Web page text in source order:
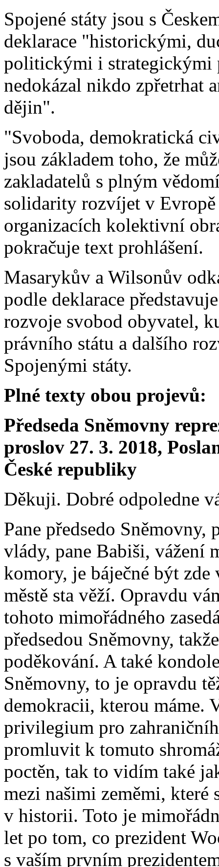
Spojené státy jsou s
deklarace "historickými,
politickými i strategickými
nedokázal nikdo zpřetrhat
dějin".
"Svoboda, demokratická
jsou základem toho, že
zakladatelů s plným
solidarity rozvíjet v
organizacích kolektivní
pokračuje text prohlášení.
Masarykův a Wilsonův
podle deklarace
rozvoje svobod obyvatel,
právního státu a dalšího
Spojenými státy.
Plné texty obou projevů:
Předseda Sněmovny
proslov 27. 3. 2018,
České republiky
Děkuji. Dobré odpoledne
Pane předsedo Sněmovny,
vlády, pane Babiši, vážení
komory, je báječné být
městě sta věží. Opravdu
tohoto mimořádného
předsedou Sněmovny,
poděkování. A také
Sněmovny, to je opravdu
demokracii, kterou máme.
privilegium pro
promluvit k tomuto
poctěn, tak to vidím také
mezi našimi zeměmi,
v historii. Toto je
let po tom, co prezident
s vaším prvním